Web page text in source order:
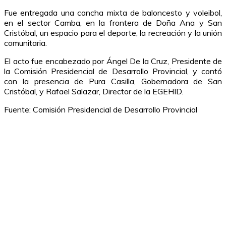
Fue entregada una cancha mixta de baloncesto y voleibol,
en el sector Camba, en la frontera de Doña Ana y San
Cristóbal, un espacio para el deporte, la recreación y la unión
comunitaria.
El acto fue encabezado por Ángel De la Cruz, Presidente de
la Comisión Presidencial de Desarrollo Provincial, y contó
con la presencia de Pura Casilla, Gobernadora de San
Cristóbal, y Rafael Salazar, Director de la EGEHID.
Fuente: Comisión Presidencial de Desarrollo Provincial